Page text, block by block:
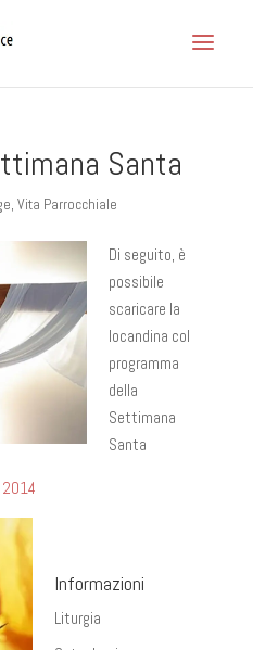
Santa
, Vita Parrocchiale
Di seguito, è
possibile
scaricare la
locandina col
programma
della
Settimana
Santa
Informazioni
Liturgia